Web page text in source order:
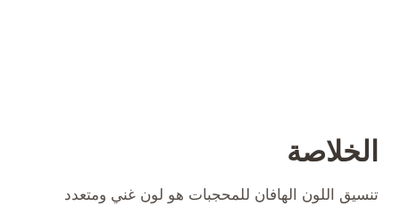
الخلاصة
تنسيق اللون الهافان للمحجبات هو لون غني ومتعدد